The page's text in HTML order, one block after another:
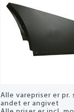
Alle varepriser er pr.
andet er angivet